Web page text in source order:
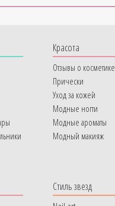
Красота
Отзывы о косметике
Прически
Уход за кожей
Модные ногти
Модные ароматы
Модный макияж
Стиль звезд